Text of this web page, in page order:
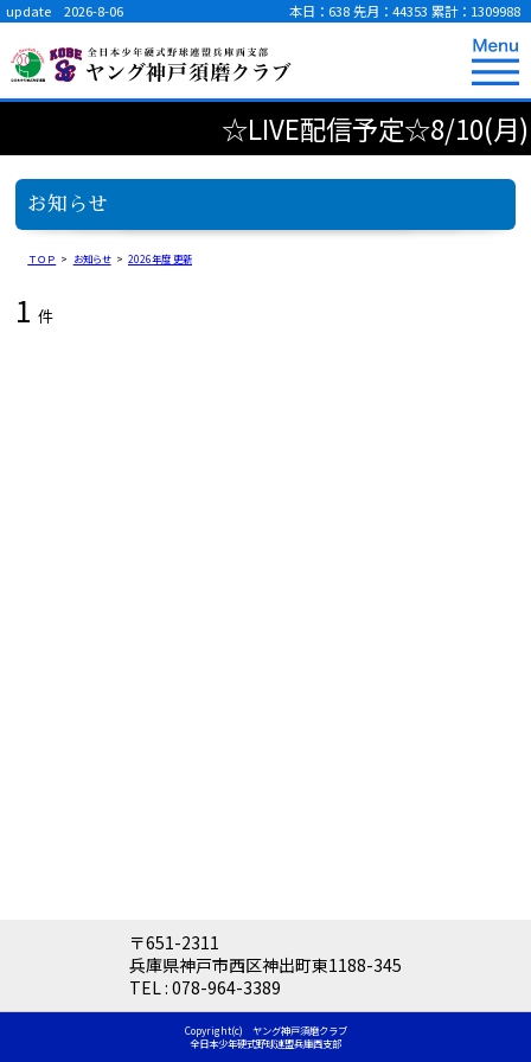
update 2026-8-06 本日：638 先月：44353 累計：1309988
☆LIVE配信予定☆8/10(月)
お知らせ
ＴＯＰ > お知らせ > 2026年度 更新
1 件
〒651-2311
兵庫県神戸市西区神出町東1188-345
TEL : 078-964-3389
Copyright(c) ヤング神戸須磨クラブ
全日本少年硬式野球連盟兵庫西支部